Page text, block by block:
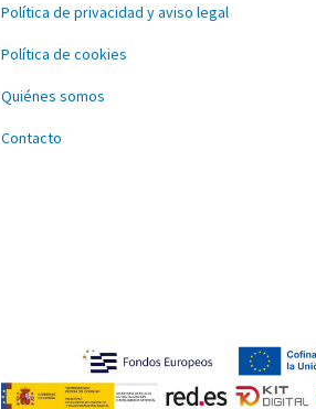
Política de privacidad y aviso legal
Política de cookies
Quiénes somos
Contacto